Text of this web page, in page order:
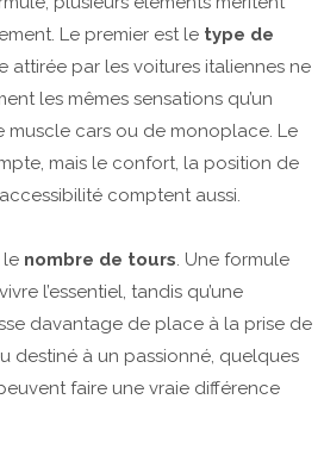
Le premier est le type de
attirée par les voitures italiennes ne
les mêmes sensations qu’un
muscle cars ou de monoplace. Le
mais le confort, la position de
comptent aussi.
le nombre de tours. Une formule
l’essentiel, tandis qu’une
davantage de place à la prise de
destiné à un passionné, quelques
faire une vraie différence